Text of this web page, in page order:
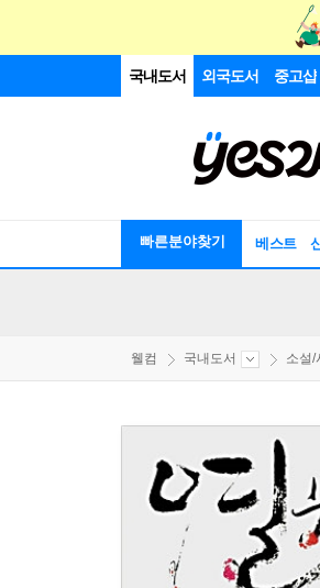
국내도서 외국도서 중고샵
빠른분야찾기 베스트
웰컴 국내도서 소설/